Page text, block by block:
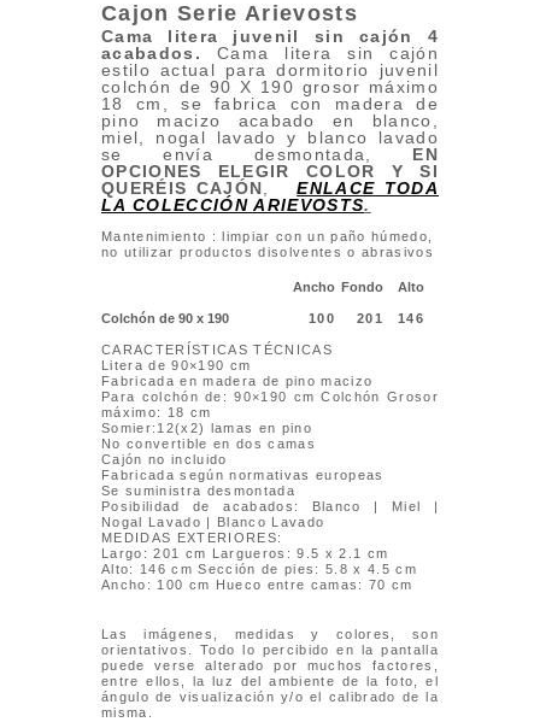
Cajon SerieArievosts
Cama litera juvenil sin cajón 4
acabados.
Cama litera sin cajón
estilo actual para dormitorio juvenil
colchón de 90 X 190 grosor máximo
18 cm , se fabrica con madera de
pino macizo acabado en blanco,
miel, nogal lavado y blanco lavado
se envía desmontada, EN
OPCIONES ELEGIR COLOR Y SI
QUERÉIS CAJÓN,
ENLACE TODA
LA COLECCIÓN ARIEVOSTS.
Mantenimiento : limpiar con un paño húmedo,
no utilizar productos disolventes o abrasivos
Ancho Fondo Alto
Colchón de 90 x 190 100 201 146
CARACTERÍSTICAS TÉCNICAS
Litera de 90×190 cm
Fabricada en madera de pino macizo
Para colchón de: 90×190 cm Colchón Grosor
máximo: 18 cm
Somier:12(x2) lamas en pino
No convertible en dos camas
Cajón no incluido
Fabricada según normativas europeas
Se suministra desmontada
Posibilidad de acabados: Blanco | Miel |
Nogal Lavado | Blanco Lavado
MEDIDAS EXTERIORES:
Largo: 201 cm Largueros: 9.5 x 2.1 cm
Alto: 146 cm Sección de pies: 5.8 x 4.5 cm
Ancho: 100 cm Hueco entre camas: 70 cm
Las imágenes, medidas y colores, son
orientativos. Todo lo percibido en la pantalla
puede verse alterado por muchos factores,
entre ellos, la luz del ambiente de la foto, el
ángulo de visualización y/o el calibrado de la
misma.